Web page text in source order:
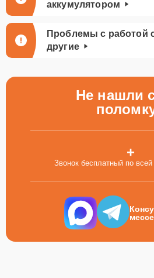
аккумулятором
Проблемы с работой
другие
Не нашли
+
Звонок бесплатный по